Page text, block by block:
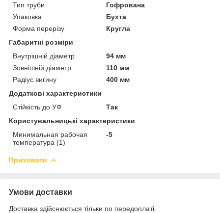
Тип труби
Гофрована
Упаковка
Бухта
Форма перерізу
Кругла
Габаритні розміри
Внутрішній діаметр
94 мм
Зовнішній діаметр
110 мм
Радіус вигину
400 мм
Додаткові характеристики
Стійкість до УФ
Так
Користувальницькі характеристики
Минимальная рабочая
температура (1)
-5
Приховати
Умови доставки
Доставка здійснюється тільки по передоплаті.